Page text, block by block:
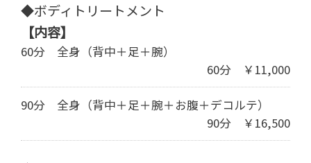
◆ボディトリートメント
【内容】
60分 全身（背中＋足＋腕）
60分 ￥11,000
90分 全身（背中＋足＋腕＋お腹＋デコルテ）
90分 ￥16,500